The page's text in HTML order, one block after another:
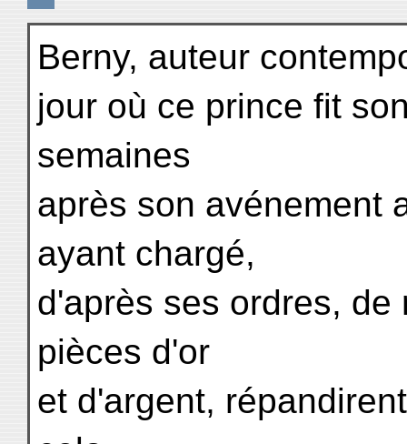
Berny, auteur
jour où ce prince fit
semaines
après son avénement
ayant chargé,
d'après ses ordres,
pièces d'or
et d'argent,